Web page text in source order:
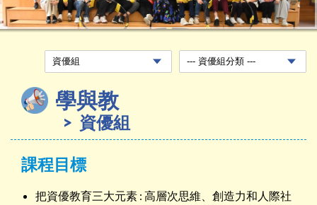
學與教
資優組
課程目標
把資優教育三大元素 : 高層次思維、創造力和人際社